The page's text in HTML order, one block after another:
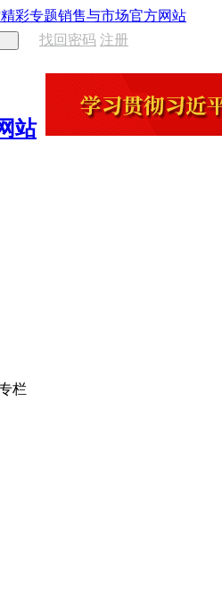
精彩专题销售与市场官方网站
找回密码 注册
栏